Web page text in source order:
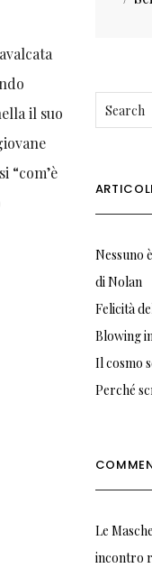
il suo
“com’è
Nessuno
di Nolan
Felicità
Blowing
Il cosmo
Perché
Le
incontro